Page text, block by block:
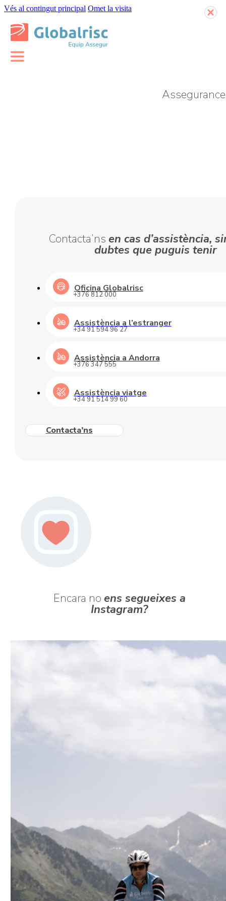
Vés al contingut principal Omet la visita
Contacta’ns en cas d’assistència,
dubtes que puguis tenir
Oficina Globalrisc
+376 812 000
Assistència a l’estranger
+34 91 594 96 27
Assistència a Andorra
+376 347 555
Assistència viatge
+34 91 514 99 60
Contacta’ns
Encara no ens segueixes a
Instagram?